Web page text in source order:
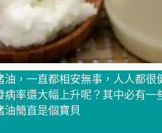
，一直都相安無事，人人都很
病率還大幅上升呢？其中必有
油簡直是個寶貝